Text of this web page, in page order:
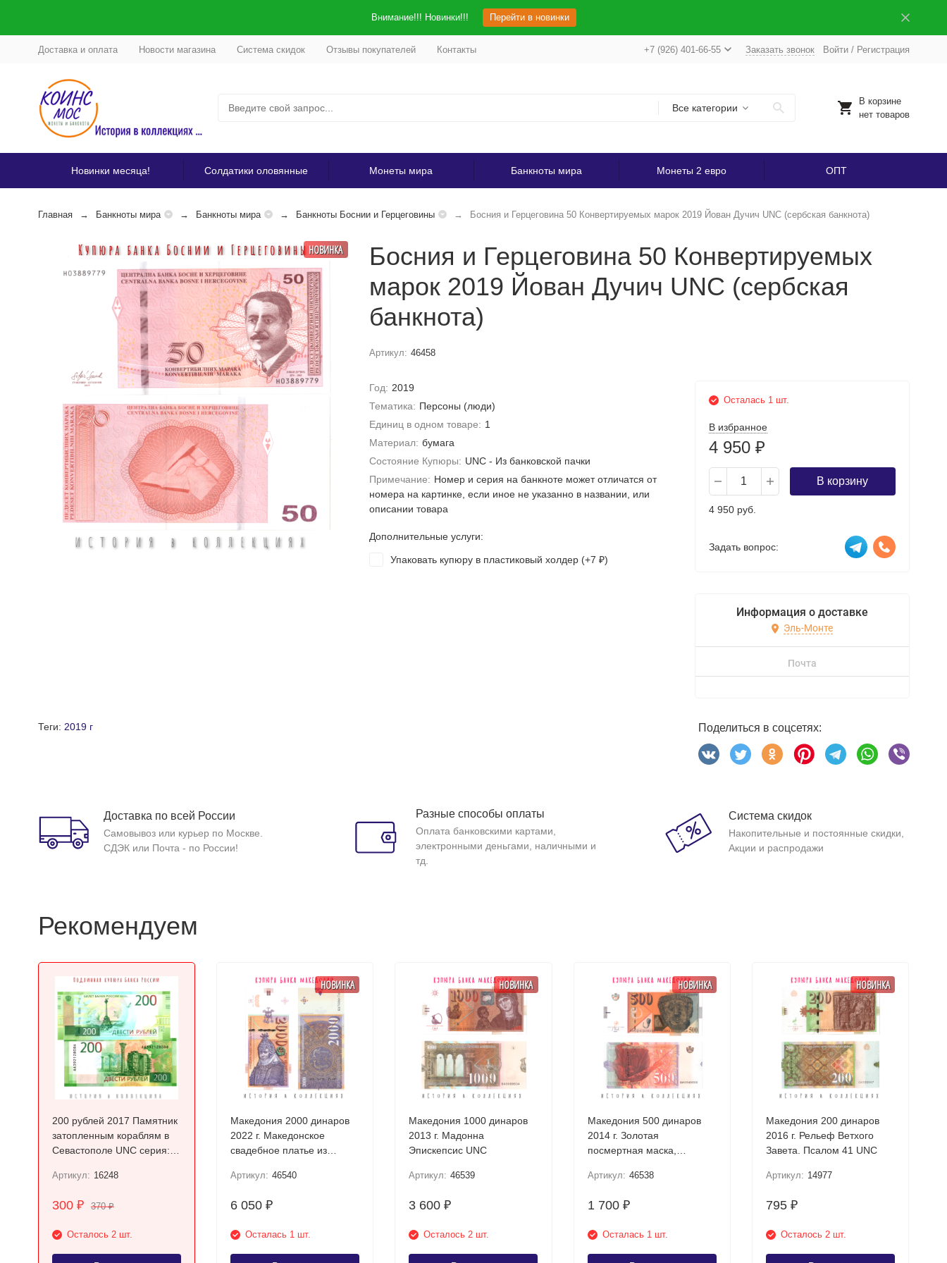
Внимание!!! Новинки!!! Перейти в новинки
Доставка и оплата Новости магазина Система скидок Отзывы покупателей Контакты +7 (926) 401-66-55 Заказать звонок Войти/ Регистрация
Все категории
В корзине
нет товаров
Новинки месяца! Солдатики оловянные Монеты мира Банкноты мира Монеты 2 евро ОПТ
Главная Банкноты мира Банкноты мира Банкноты Боснии и Герцеговины Босния и Герцеговина 50 Конвертируемых марок 2019 Йован Дучич UNC (сербская банкнота)
НОВИНКА
Босния и Герцеговина 50 Конвертируемых
марок 2019 Йован Дучич UNC (сербская
банкнота)
Артикул: 46458
Год: 2019
Тематика: Персоны (люди)
Единиц в одном товаре: 1
Материал: бумага
Состояние Купюры: UNC - Из банковской пачки
Примечание: Номер и серия на банкноте может отличатся от
номера на картинке, если иное не указанно в названии, или
описании товара
Дополнительные услуги:
Упаковать купюру в пластиковый холдер (+7 ₽)
Осталась 1 шт.
В избранное
4 950 ₽
В корзину
4 950 руб.
Задать вопрос:
Информация о доставке
Эль-Монте
Почта
Теги: 2019 г Поделиться в соцсетях:
Доставка по всей России
Самовывоз или курьер по Москве.
СДЭК или Почта - по России!
Разные способы оплаты
Оплата банковскими картами,
электронными деньгами, наличными и
тд.
Система скидок
Накопительные и постоянные скидки,
Акции и распродажи
Рекомендуем
200 рублей 2017 Памятник
затопленным кораблям в
Севастополе UNC серия:
Артикул: 16248
300 ₽ 370₽
Осталось 2 шт.
НОВИНКА
Македония 2000 динаров
2022 г. Македонское
свадебное платье из
Артикул: 46540
6 050 ₽
Осталась 1 шт.
НОВИНКА
Македония 1000 динаров
2013 г. Мадонна
Эпискепсис UNC
Артикул: 46539
3 600₽
Осталось 2 шт.
НОВИНКА
Македония 500 динаров
2014 г. Золотая
посмертная маска,
Артикул: 46538
1 700 ₽
Осталась 1 шт.
НОВИНКА
Македония 200 динаров
2016 г. Рельеф Ветхого
Завета. Псалом 41 UNC
Артикул: 14977
795₽
Осталось 2 шт.